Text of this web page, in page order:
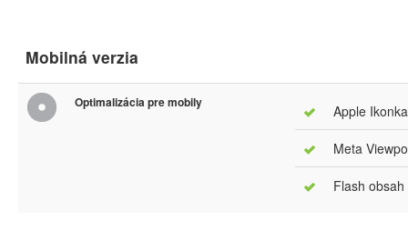
Mobilná verzia
Optimalizácia pre mobily Apple Ikonka
Meta
Flash obsah